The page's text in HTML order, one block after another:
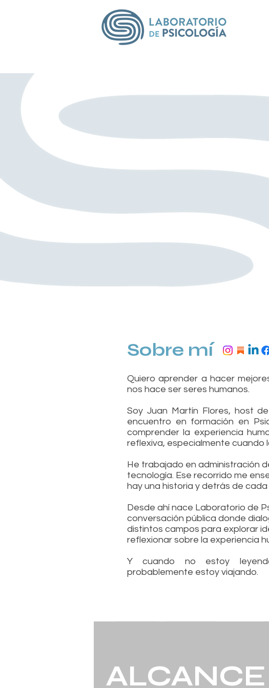
Sobre mí
Quiero aprender a hacer
nos hace ser seres humanos.
Soy Juan Martín Flores, host
encuentro en formación en
comprender la experiencia
reflexiva, especialmente cuando
He trabajado en administración
tecnología. Ese recorrido me
hay una historia y detrás de
Desde ahí nace Laboratorio de
conversación pública donde
distintos campos para explorar
reflexionar sobre la experiencia
Y cuando no estoy
probablemente estoy viajando.
ALCANCE